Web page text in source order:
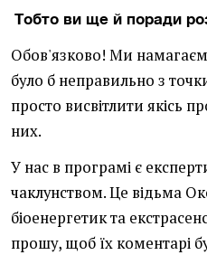
Тобто ви ще й поради
Обов'язково! Ми
було б неправильно з
просто висвітлити якісь
них.
У нас в програмі є
чаклунством. Це відьма
біоенергетик та
прошу, щоб їх коментарі